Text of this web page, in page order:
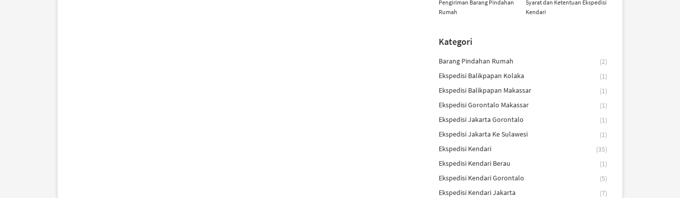
Pengiriman Barang Pindahan
Rumah
Syarat dan Ketentuan Ekspedisi
Kendari
Kategori
Barang Pindahan Rumah
(2)
Ekspedisi Balikpapan Kolaka
(1)
Ekspedisi Balikpapan Makassar
(1)
Ekspedisi Gorontalo Makassar
(1)
Ekspedisi Jakarta Gorontalo
(1)
Ekspedisi Jakarta Ke Sulawesi
(1)
Ekspedisi Kendari
(35)
Ekspedisi Kendari Berau
(1)
Ekspedisi Kendari Gorontalo
(5)
Ekspedisi Kendari Jakarta
(7)